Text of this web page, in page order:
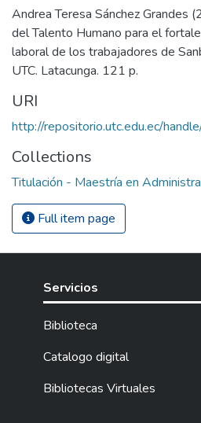
Andrea Teresa Sánchez Grandes
del Talento Humano para el
laboral de los trabajadores de
UTC. Latacunga. 121 p.
URI
http://repositorio.utc.edu.ec/
Collections
Titulación - Maestría en
Full item page
Servicios
Biblioteca
Catalogo digital
Bibliotecas Virtuales